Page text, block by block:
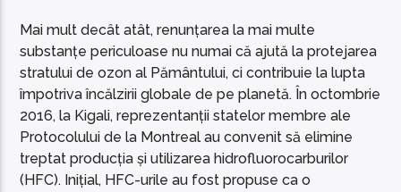
Mai mult decât atât, renunțarea la mai multe
substanțe periculoase nu numai că ajută la protejarea
stratului de ozon al Pământului, ci contribuie la lupta
împotriva încălzirii globale de pe planetă. În octombrie
2016, la Kigali, reprezentanții statelor membre ale
Protocolului de la Montreal au convenit să elimine
treptat producția și utilizarea hidrofluorocarburilor
(HFC). Inițial, HFC-urile au fost propuse ca o